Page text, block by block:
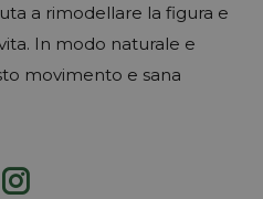
a rimodellare la figura e
In modo naturale e
movimento e sana
Instagram